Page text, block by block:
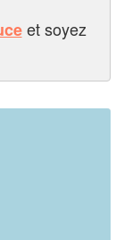
et soyez